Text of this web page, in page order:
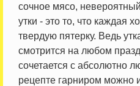
сочное мясо,
утки - это то, что каждая
твердую пятерку. Ведь
смотрится на любом
сочетается с абсолютно
рецепте гарниром можно